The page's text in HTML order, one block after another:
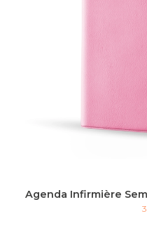
Agenda Infirmière